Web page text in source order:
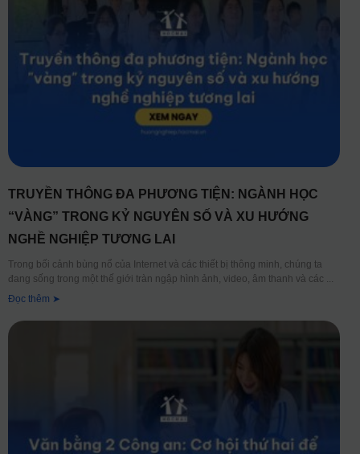
TRUYỀN THÔNG ĐA PHƯƠNG TIỆN: NGÀNH HỌC
“VÀNG” TRONG KỶ NGUYÊN SỐ VÀ XU HƯỚNG
NGHỀ NGHIỆP TƯƠNG LAI
Trong bối cảnh bùng nổ của Internet và các thiết bị thông minh, chúng ta
đang sống trong một thế giới tràn ngập hình ảnh, video, âm thanh và các
Đọc thêm ➤